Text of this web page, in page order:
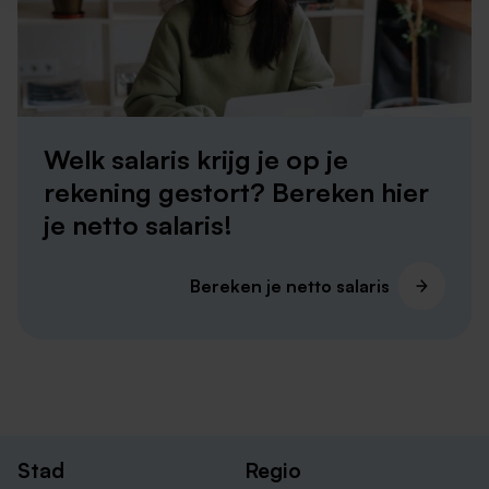
Schoonmaak vacatures in overige plaatsen
door heel de provincie. Van het noordelijkste punt tot
Schoonmaak vacatures in Heerlen
Welk salaris krijg je op je
rekening gestort? Bereken hier
je netto salaris!
Bereken je netto salaris
Stad Regio